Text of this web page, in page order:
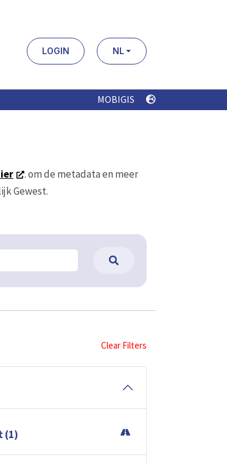
LOGIN NL
MOBIGIS
. om de metadata en meer
Gewest.
Clear Filters
(1)